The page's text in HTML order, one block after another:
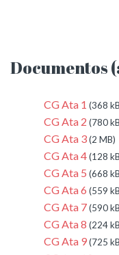
Documentos
CG Ata 1 (368
CG Ata 2 (780
CG Ata 3(2 MB)
CG Ata 4(128
CG Ata 5 (668
CG Ata 6 (559
CG Ata 7(590
CG Ata 8 (224
CG Ata 9(725